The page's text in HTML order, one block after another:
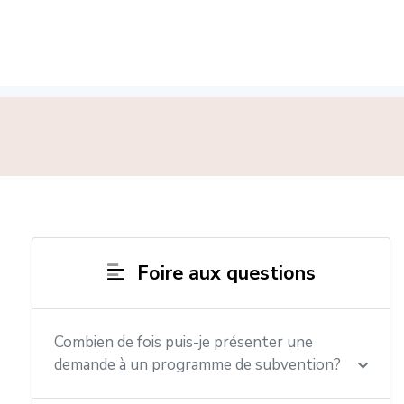
Foire aux questions
Combien de fois puis-je présenter une
demande à un programme de subvention?